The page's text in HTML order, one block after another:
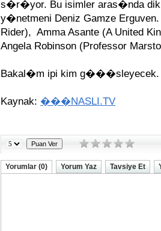
s�r�yor. Bu isimler aras�nda
y�netmeni Deniz Gamze
Rider), Amma Asante (A United
Angela Robinson (Professor
Bakal�m ipi kim g���sleyecek.
Kaynak: ���NASLI.TV
Yorumlar (0) Yorum Yaz Tavsiye Et